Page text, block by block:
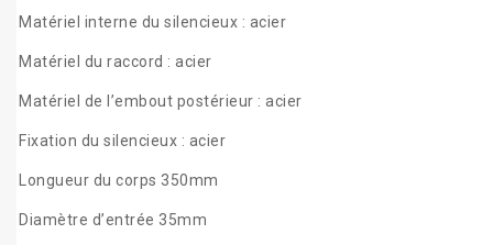
Matériel interne du silencieux : acier
Matériel du raccord : acier
Matériel de l’embout postérieur : acier
Fixation du silencieux : acier
Longueur du corps 350mm
Diamètre d’entrée 35mm